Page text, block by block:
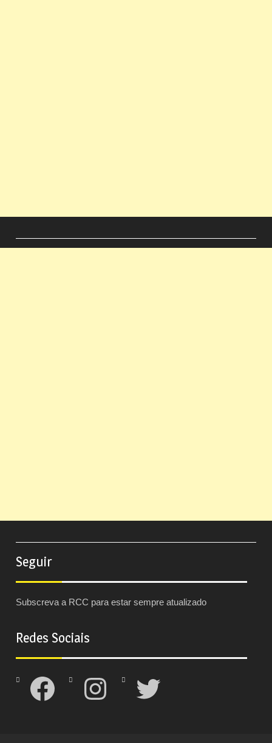
Seguir
Subscreva a RCC para estar sempre atualizado
Redes Sociais
Facebook Instagram Twitter